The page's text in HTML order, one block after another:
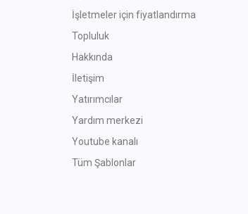
İşletmeler için fiyatlandırma
Topluluk
Hakkında
İletişim
Yatırımcılar
Yardım merkezi
Youtube kanalı
Tüm Şablonlar